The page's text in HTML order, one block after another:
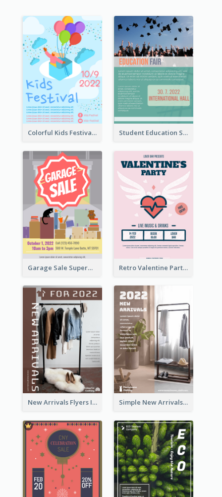
Colorful Kids Festival Flyer Student Education Study Flyer
Garage Sale Supermarket Flyer Retro Valentine Party Pink Flyers Design Templates
New Arrivals Flyers In In Brown Colour Tone Simple New Arrivals Flyer For The Coming Year